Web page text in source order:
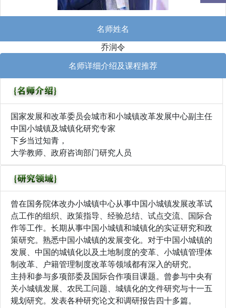
名师姓名
乔润令
名师详细介绍及课程推荐
国家发展和改革委员会城市和小城镇改革发展中心副主任
中国小城镇及城镇化研究专家
下乡当过知青，
大学教师、政府咨询部门研究人员
曾在国务院体改办小城镇中心从事中国小城镇发展改革试
点工作的组织、政策指导、经验总结、试点交流、国际合
作等工作。长期从事中国小城镇和城镇化的实证研究和政
策研究。熟悉中国小城镇的发展变化。对于中国小城镇的
发展、中国的城镇化以及土地制度的变革、小城镇管理体
制改革、户籍管理制度改革等领域都有深入的研究。
主持和参与多项部委及国际合作项目课题。曾参与中央有
关小城镇发展、农民工问题、城镇化的文件研究与十一五
规划研究。发表各种研究论文和调研报告四十多篇。